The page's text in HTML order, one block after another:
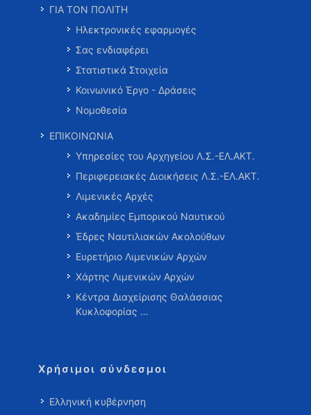
ΓΙΑ ΤΟΝ ΠΟΛΙΤΗ
Ηλεκτρονικές εφαρμογές
Σας ενδιαφέρει
Στατιστικά Στοιχεία
Κοινωνικό Έργο - Δράσεις
Νομοθεσία
ΕΠΙΚΟΙΝΩΝΙΑ
Υπηρεσίες του Αρχηγείου Λ.Σ.-ΕΛ.ΑΚΤ.
Περιφερειακές Διοικήσεις Λ.Σ.-ΕΛ.ΑΚΤ.
Λιμενικές Αρχές
Ακαδημίες Εμπορικού Ναυτικού
Έδρες Ναυτιλιακών Ακολούθων
Ευρετήριο Λιμενικών Αρχών
Χάρτης Λιμενικών Αρχών
Κέντρα Διαχείρισης Θαλάσσιας
Κυκλοφορίας …
Χρήσιμοι σύνδεσμοι
Ελληνική κυβέρνηση